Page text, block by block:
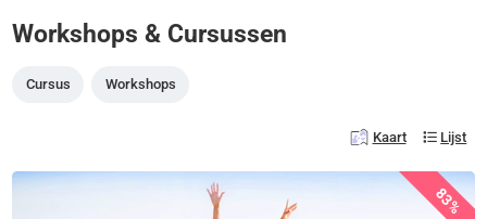
Workshops & Cursussen
Cursus Workshops
Kaart Lijst
83%